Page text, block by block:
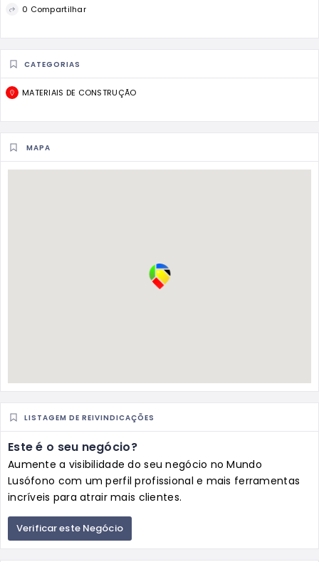
0 Compartilhar
CATEGORIAS
MATERIAIS DE CONSTRUÇÃO
MAPA
LISTAGEM DE REIVINDICAÇÕES
Este é o seu negócio?
Aumente a visibilidade do seu negócio no Mundo
Lusófono com um perfil profissional e mais ferramentas
incríveis para atrair mais clientes.
Verificar este Negócio